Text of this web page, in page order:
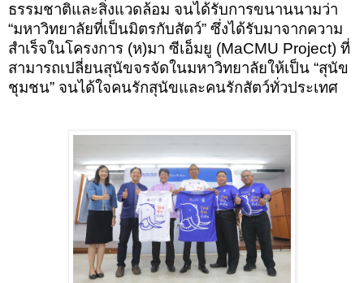
ธรรมชาติและสิ่งแวดล้อม จนได้รับการขนานนามว่า
“มหาวิทยาลัยที่เป็นมิตรกับสัตว์” ซึ่งได้รับมาจากความ
สำเร็จในโครงการ (ห)มา ซีเอ็มยู (MaCMU Project) ที่
สามารถเปลี่ยนสุนัขจรจัดในมหาวิทยาลัยให้เป็น “สุนัข
ชุมชน” จนได้ใจคนรักสุนัขและคนรักสัตว์ทั่วประเทศ